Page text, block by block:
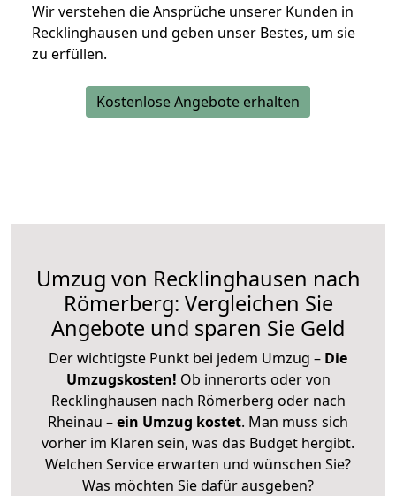
Wir verstehen die Ansprüche unserer Kunden in
Recklinghausen und geben unser Bestes, um sie
zu erfüllen.
Kostenlose Angebote erhalten
Umzug von Recklinghausen nach
Römerberg: Vergleichen Sie
Angebote und sparen Sie Geld
Der wichtigste Punkt bei jedem Umzug – Die
Umzugskosten! Ob innerorts oder von
Recklinghausen nach Römerberg oder nach
Rheinau –ein Umzug kostet. Man muss sich
vorher im Klaren sein, was das Budget hergibt.
Welchen Service erwarten und wünschen Sie?
Was möchten Sie dafür ausgeben?